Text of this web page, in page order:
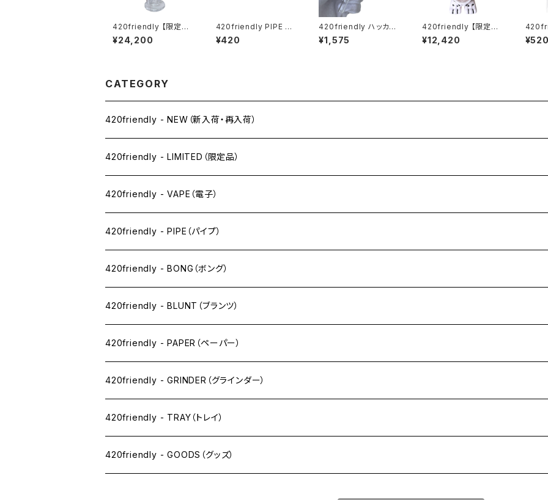
420friendly 【限定コ
レクション】EG Glass
- Double Perc Strai
¥24,200
420friendly PIPE SC
REENS（パイプスクリー
ン）20枚セット パイプ／
¥420
420friendly ハッカ用
ガラスパイプ 10cm (ヘ
ッド2cm)
¥1,575
420friendly 【限定コ
レクション】Skull Cat
Bong / スカルキャット
¥12,420
ea" -
自分で
CATEGORY
420friendly - NEW（新入荷・再入荷）
420friendly - LIMITED（限定品）
420friendly - VAPE（電子）
ペン下
ニコパフ系
ドライ系
ワックス系
420friendly - PIPE（パイプ）
420friendly - BONG（ボング）
420friendly - BLUNT（ブランツ）
420friendly - PAPER（ペーパー）
SW(シングルワイド）サイズ
1 1/4サイズ
キングサイズスリム
420friendly - GRINDER（グラインダー）
420friendly - TRAY（トレイ）
420friendly - GOODS（グッズ）